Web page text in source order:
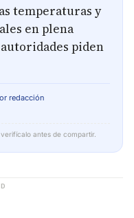
temperaturas y
en plena
piden
redacción
antes de compartir.